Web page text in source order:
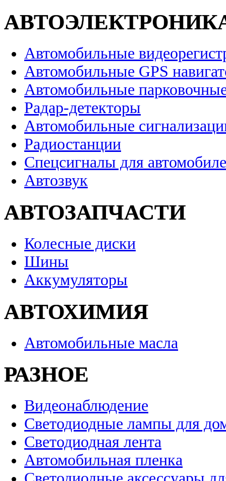
Автомобильные
Автомобильные GPS
Автомобильные
Радар-детекторы
Автомобильные
Радиостанции
Спецсигналы для
Автозвук
АВТОЗАПЧАСТИ
Колесные диски
Шины
Аккумуляторы
АВТОХИМИЯ
Автомобильные масла
РАЗНОЕ
Видеонаблюдение
Светодиодные лампы для
Светодиодная лента
Автомобильная пленка